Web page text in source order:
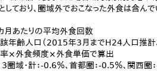
ており、圏域外でおこなった外食は含ん
あたりの平均外食回数
年齢人口（2015年3月までH24人口推
×外食頻度×外食単価で算出
圏域・計：-0.6％、首都圏：-0.5％、関西圏